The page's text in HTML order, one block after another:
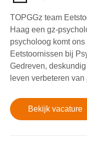
TOPGGz team
Haag een gz-
psycholoog komt
Eetstoornissen bij
Gedreven,
leven verbeteren
Bekijk vacature